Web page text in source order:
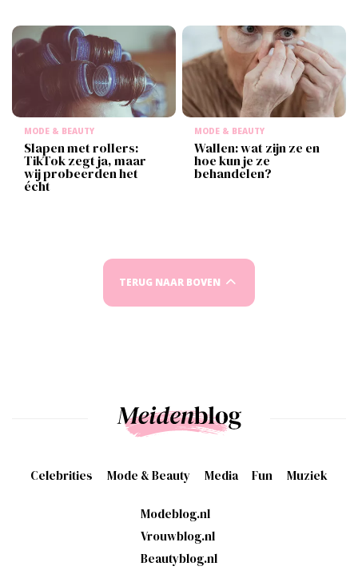
MODE & BEAUTY
Slapen met rollers:
TikTok zegt ja, maar
wij probeerden het
écht
MODE & BEAUTY
Wallen: wat zijn ze en
hoe kun je ze
behandelen?
TERUG NAAR BOVEN
Celebrities Mode & Beauty Media Fun Muziek
Modeblog.nl
Vrouwblog.nl
Beautyblog.nl